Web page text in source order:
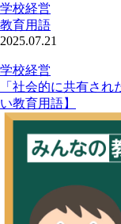
学校経営
教育用語
2025.07.21
学校経営
「社会的に共有さ
い教育用語】